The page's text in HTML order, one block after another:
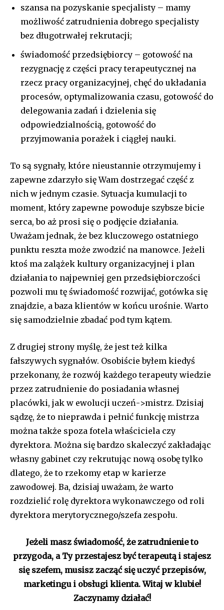
szansa na pozyskanie specjalisty – mamy
możliwość zatrudnienia dobrego specjalisty
bez długotrwałej rekrutacji;
świadomość przedsiębiorcy – gotowość na
rezygnację z części pracy terapeutycznej na
rzecz pracy organizacyjnej, chęć do układania
procesów, optymalizowania czasu, gotowość do
delegowania zadań i dzielenia się
odpowiedzialnością, gotowość do
przyjmowania porażek i ciągłej nauki.
To są sygnały, które nieustannie otrzymujemy i
zapewne zdarzyło się Wam dostrzegać część z
nich w jednym czasie. Sytuacja kumulacji to
moment, który zapewne powoduje szybsze bicie
serca, bo aż prosi się o podjęcie działania.
Uważam jednak, że bez kluczowego ostatniego
punktu reszta może zwodzić na manowce. Jeżeli
ktoś ma zalążek kultury organizacyjnej i plan
działania to najpewniej gen przedsiębiorczości
pozwoli mu tę świadomość rozwijać, gotówka się
znajdzie, a baza klientów w końcu urośnie. Warto
się samodzielnie zbadać pod tym kątem.
Z drugiej strony myślę, że jest też kilka
fałszywych sygnałów. Osobiście byłem kiedyś
przekonany, że rozwój każdego terapeuty wiedzie
przez zatrudnienie do posiadania własnej
placówki, jak w ewolucji uczeń->mistrz. Dzisiaj
sądzę, że to nieprawda i pełnić funkcję mistrza
można także spoza fotela właściciela czy
dyrektora. Można się bardzo skaleczyć zakładając
własny gabinet czy rekrutując nową osobę tylko
dlatego, że to rzekomy etap w karierze
zawodowej. Ba, dzisiaj uważam, że warto
rozdzielić rolę dyrektora wykonawczego od roli
dyrektora merytorycznego/szefa zespołu.
Jeżeli masz świadomość, że zatrudnienie to
przygoda, a Ty przestajesz być terapeutą i stajesz
się szefem, musisz zacząć się uczyć przepisów,
marketingu i obsługi klienta. Witaj w klubie!
Zaczynamy działać!